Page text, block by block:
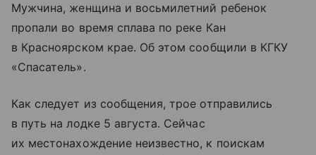
Мужчина, женщина и восьмилетний ребенок
пропали во время сплава по реке Кан
в Красноярском крае. Об этом сообщили в КГКУ
«Спасатель».
Как следует из сообщения, трое отправились
в путь на лодке 5 августа. Сейчас
их местонахождение неизвестно, к поискам